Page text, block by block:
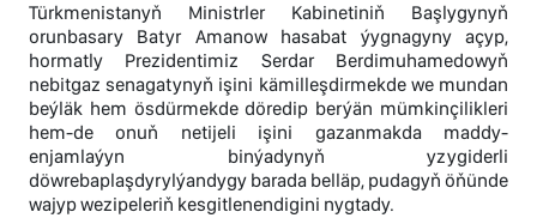
Türkmenistanyň Ministrler Kabinetiniň Başlygynyň
orunbasary Batyr Amanow hasabat ýygnagyny açyp,
hormatly Prezidentimiz Serdar Berdimuhamedowyň
nebitgaz senagatynyň işini kämilleşdirmekde we mundan
beýläk hem ösdürmekde döredip berýän mümkinçilikleri
hem-de onuň netijeli işini gazanmakda maddy-
enjamlaýyn binýadynyň yzygiderli
döwrebaplaşdyrylýandygy barada belläp, pudagyň öňünde
wajyp wezipeleriň kesgitlenendigini nygtady.